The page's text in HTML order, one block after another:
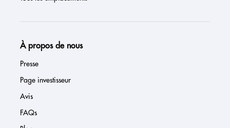
À propos de nous
Presse
Page investisseur
Avis
FAQs